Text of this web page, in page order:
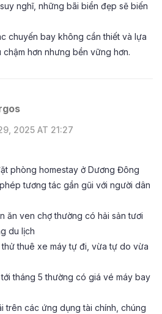
nghĩ, những bãi biển đẹp sẽ biến
chuyến bay không cần thiết và lựa
hơn nhưng bền vững hơn.
2025 AT 21:27
phòng homestay ở Dương Đông
tương tác gần gũi với người dân
ăn ven chợ thường có hải sản tươi
du lịch
thuê xe máy tự đi, vừa tự do vừa
tháng 5 thường có giá vé máy bay
trên các ứng dụng tài chính, chúng